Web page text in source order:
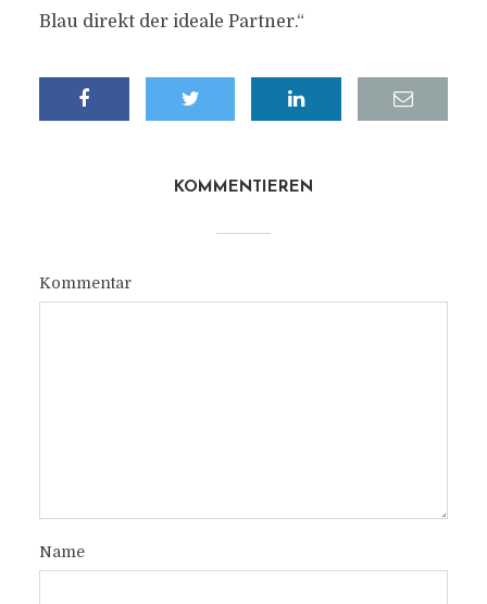
Blau direkt der ideale Partner.“
KOMMENTIEREN
Kommentar
Name